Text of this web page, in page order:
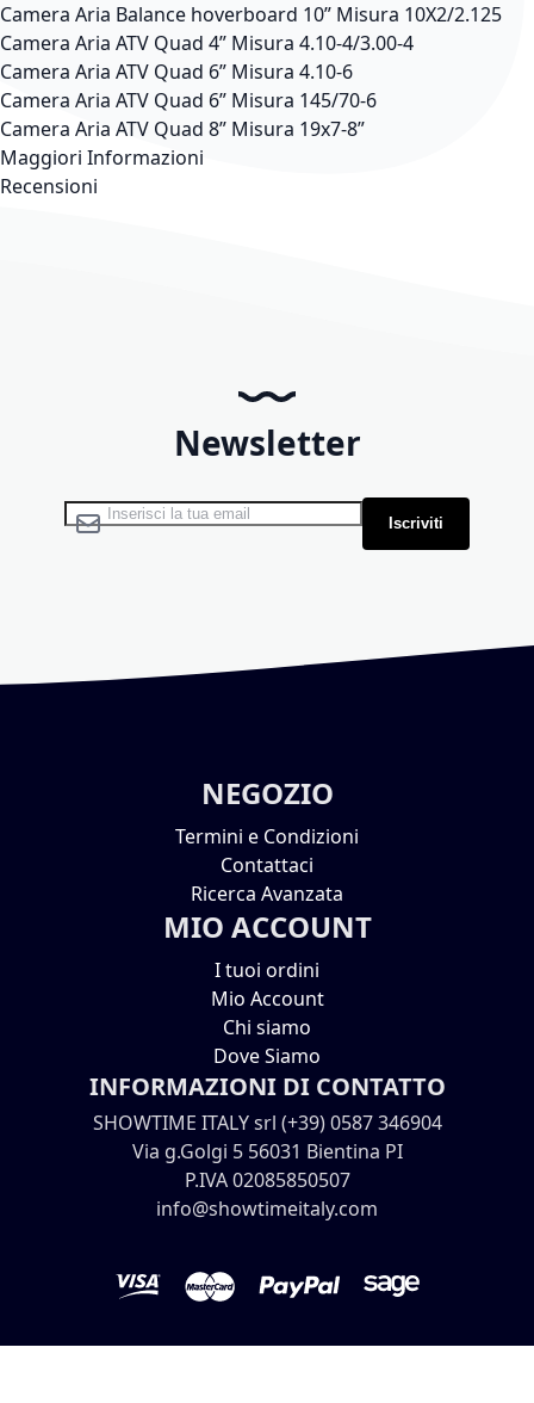
Camera Aria Balance hoverboard ​​​​​​​10” Misura 10X2/2.125
Camera Aria ATV Quad 4” Misura 4.10-4/3.00-4
Camera Aria ATV Quad 6” Misura 4.10-6
Camera Aria ATV Quad 6” Misura 145/70-6
Camera Aria ATV Quad 8” Misura 19x7-8”
Maggiori Informazioni
Recensioni
Newsletter
Iscriviti alla nostra Newsletter: Iscriviti
NEGOZIO
Termini e Condizioni
Contattaci
Ricerca Avanzata
MIO ACCOUNT
I tuoi ordini
Mio Account
Chi siamo
Dove Siamo
INFORMAZIONI DI CONTATTO
SHOWTIME ITALY srl (+39) 0587 346904
Via g.Golgi 5 56031 Bientina PI
P.IVA 02085850507
info@showtimeitaly.com